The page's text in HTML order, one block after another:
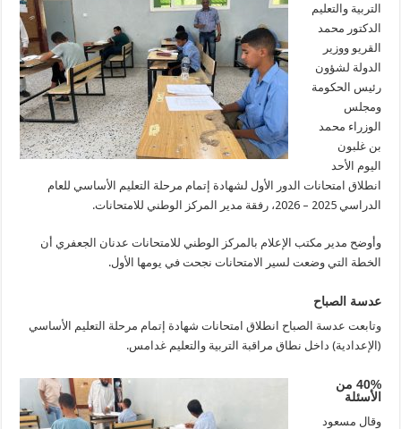
التربية والتعليم
الدكتور محمد
القريو ووزير
الدولة لشؤون
رئيس الحكومة
ومجلس
الوزراء محمد
بن غلبون
اليوم الأحد
انطلاق امتحانات الدور الأول لشهادة إتمام مرحلة التعليم الأساسي للعام
الدراسي 2025 – 2026، رفقة مدير المركز الوطني للامتحانات.
وأوضح مدير مكتب الإعلام بالمركز الوطني للامتحانات عدنان الجعفري أن
الخطة التي وضعت لسير الامتحانات نجحت في يومها الأول.
عدسة الصباح
وتابعت عدسة الصباح انطلاق امتحانات شهادة إتمام مرحلة التعليم الأساسي
(الإعدادية) داخل نطاق مراقبة التربية والتعليم غدامس.
40‎%‎ من
الأسئلة
وقال مسعود